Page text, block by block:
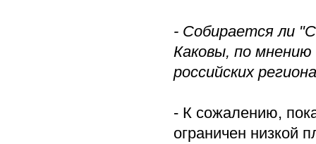
- Собирается ли
Каковы, по
российских
- К сожалению,
ограничен низкой